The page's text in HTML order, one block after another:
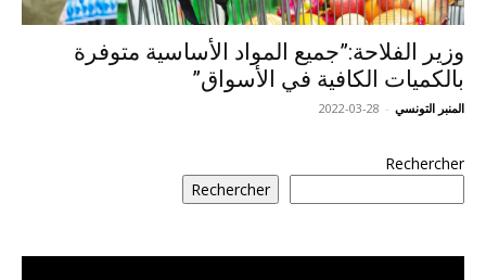
وزير الفلاحة:”جميع المواد الأساسية متوفرة
بالكميات الكافية في الأسواق”
المنبر التونسي -
2022-03-28
Rechercher
Rechercher